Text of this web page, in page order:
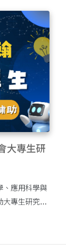
大專生研
、應用科學與
大專生研究計
透過撰寫研
驗研究歷....